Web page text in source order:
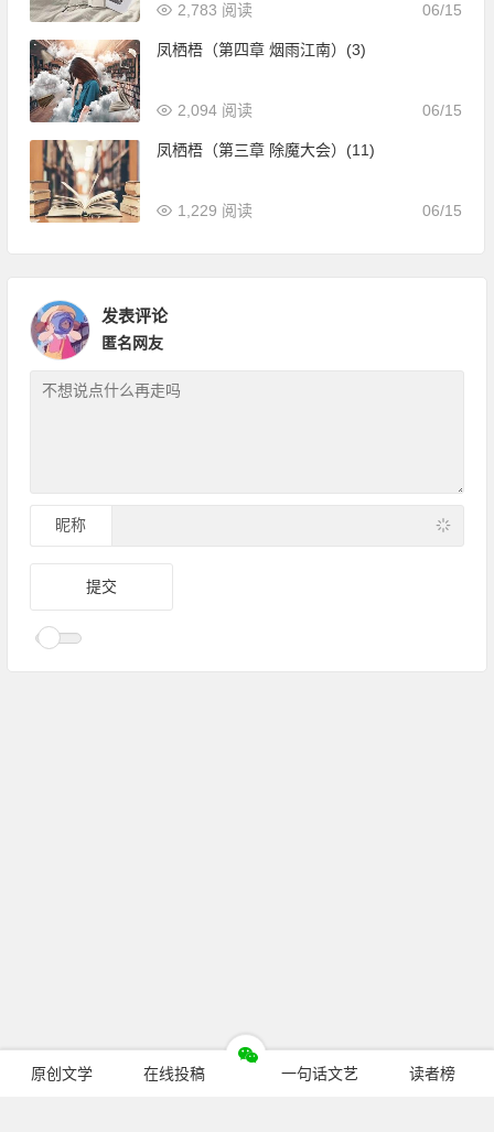
06/15
2,783 阅读
凤栖梧（第四章 烟雨江南）(3)
06/15
2,094 阅读
凤栖梧（第三章 除魔大会）(11)
06/15
1,229 阅读
发表评论
匿名网友
昵称
原创文学 在线投稿 一句话文艺 读者榜